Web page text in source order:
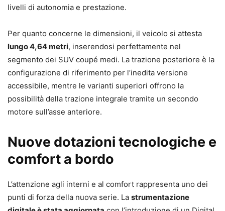
livelli di autonomia e prestazione.
Per quanto concerne le dimensioni, il veicolo si attesta
lungo 4,64 metri, inserendosi perfettamente nel
segmento dei SUV coupé medi. La trazione posteriore è la
configurazione di riferimento per l’inedita versione
accessibile, mentre le varianti superiori offrono la
possibilità della trazione integrale tramite un secondo
motore sull’asse anteriore.
Nuove dotazioni tecnologiche e
comfort a bordo
L’attenzione agli interni e al comfort rappresenta uno dei
punti di forza della nuova serie. La strumentazione